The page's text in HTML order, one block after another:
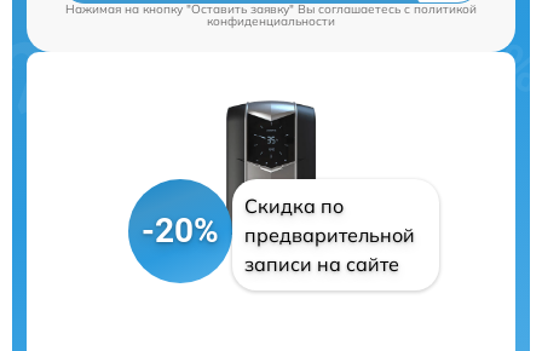
Нажимая на кнопку "Оставить заявку" Вы соглашаетесь cполитикой
конфиденциальности
-20%
Скидка по
предварительной
записи на сайте